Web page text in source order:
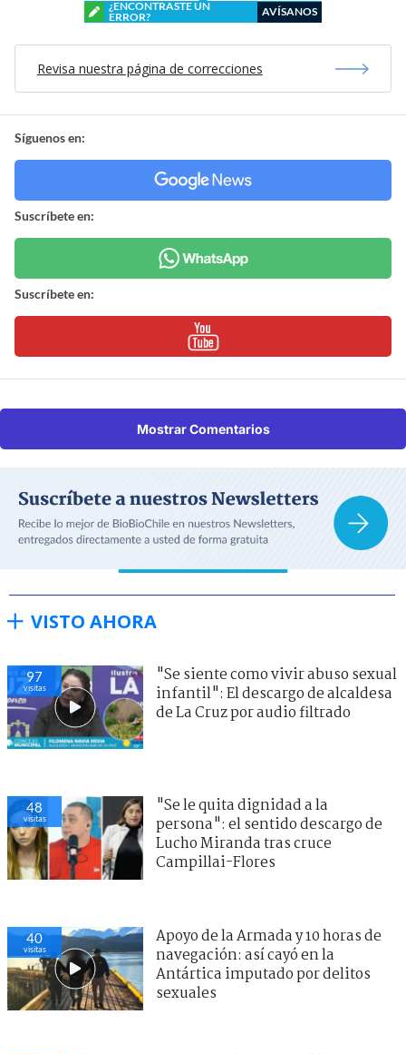
¿ENCONTRASTE UN
ERROR?
AVÍSANOS
Revisa nuestra página de correcciones
Síguenos en:
Suscríbete en:
Suscríbete en:
Mostrar Comentarios
VISTO AHORA
97
visitas
"Se siente como vivir abuso sexual
infantil": El descargo de alcaldesa
de La Cruz por audio filtrado
48
visitas
"Se le quita dignidad a la
persona": el sentido descargo de
Lucho Miranda tras cruce
Campillai-Flores
40
visitas
Apoyo de la Armada y 10 horas de
navegación: así cayó en la
Antártica imputado por delitos
sexuales